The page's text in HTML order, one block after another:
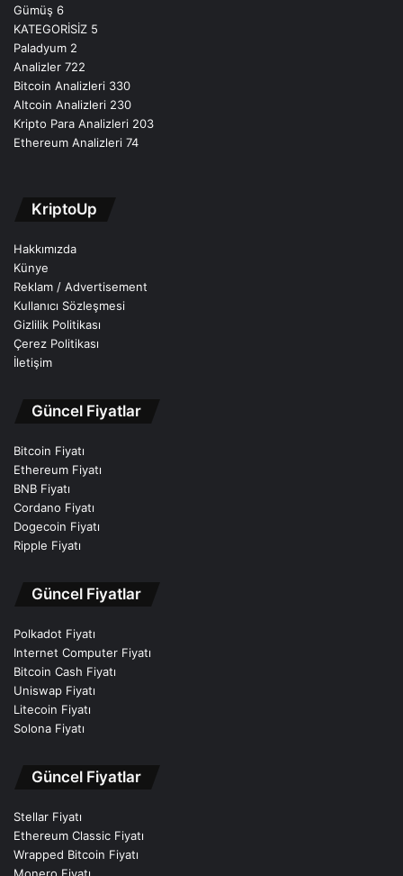
Gümüş 6
KATEGORİSİZ 5
Paladyum 2
Analizler 722
Bitcoin Analizleri 330
Altcoin Analizleri 230
Kripto Para Analizleri 203
Ethereum Analizleri 74
KriptoUp
Hakkımızda
Künye
Reklam / Advertisement
Kullanıcı Sözleşmesi
Gizlilik Politikası
Çerez Politikası
İletişim
Güncel Fiyatlar
Bitcoin Fiyatı
Ethereum Fiyatı
BNB Fiyatı
Cordano Fiyatı
Dogecoin Fiyatı
Ripple Fiyatı
Güncel Fiyatlar
Polkadot Fiyatı
Internet Computer Fiyatı
Bitcoin Cash Fiyatı
Uniswap Fiyatı
Litecoin Fiyatı
Solona Fiyatı
Güncel Fiyatlar
Stellar Fiyatı
Ethereum Classic Fiyatı
Wrapped Bitcoin Fiyatı